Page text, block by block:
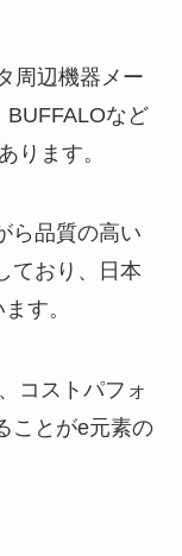
周辺機器メー
BUFFALOなど
ります。
ら品質の高い
ており、日本
す。
コストパフォ
ことがe元素の